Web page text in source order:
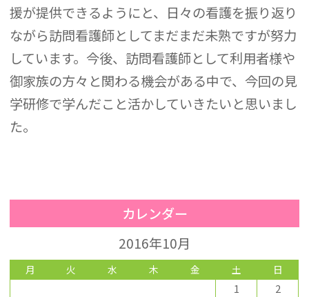
援が提供できるようにと、日々の看護を振り返り
ながら訪問看護師としてまだまだ未熟ですが努力
しています。今後、訪問看護師として利用者様や
御家族の方々と関わる機会がある中で、今回の見
学研修で学んだこと活かしていきたいと思いまし
た。
カレンダー
2016年10月
月 火 水 木 金 土 日
1
2